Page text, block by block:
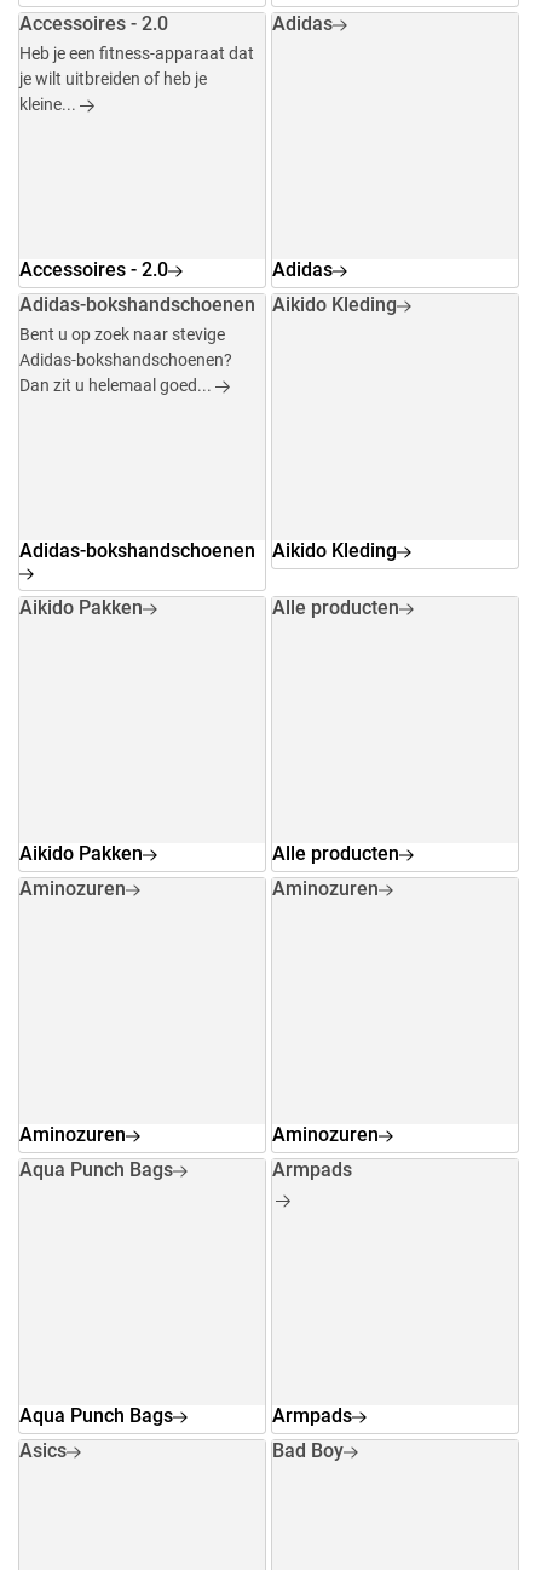
Accessoires - 2.0
Heb je een fitness-apparaat dat
je wilt uitbreiden of heb je
kleine...
Accessoires - 2.0
Adidas
Adidas
Adidas-bokshandschoenen
Bent u op zoek naar stevige
Adidas-bokshandschoenen?
Dan zit u helemaal goed...
Adidas-bokshandschoenen
Aikido Kleding
Aikido Kleding
Aikido Pakken
Aikido Pakken
Alle producten
Alle producten
Aminozuren
Aminozuren
Aminozuren
Aminozuren
Aqua Punch Bags
Aqua Punch Bags
Armpads
Armpads
Asics
Bad Boy